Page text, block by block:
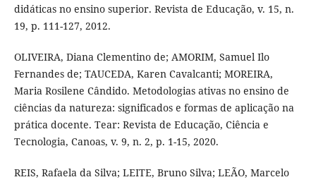
didáticas no ensino superior. Revista de Educação, v. 15, n.
19, p. 111-127, 2012.
OLIVEIRA, Diana Clementino de; AMORIM, Samuel Ilo
Fernandes de; TAUCEDA, Karen Cavalcanti; MOREIRA,
Maria Rosilene Cândido. Metodologias ativas no ensino de
ciências da natureza: significados e formas de aplicação na
prática docente. Tear: Revista de Educação, Ciência e
Tecnologia, Canoas, v. 9, n. 2, p. 1-15, 2020.
REIS, Rafaela da Silva; LEITE, Bruno Silva; LEÃO, Marcelo